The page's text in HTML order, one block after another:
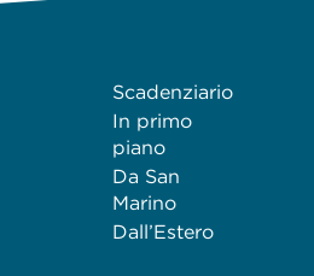
Scadenziario
In primo
piano
Da San
Marino
Dall’Estero